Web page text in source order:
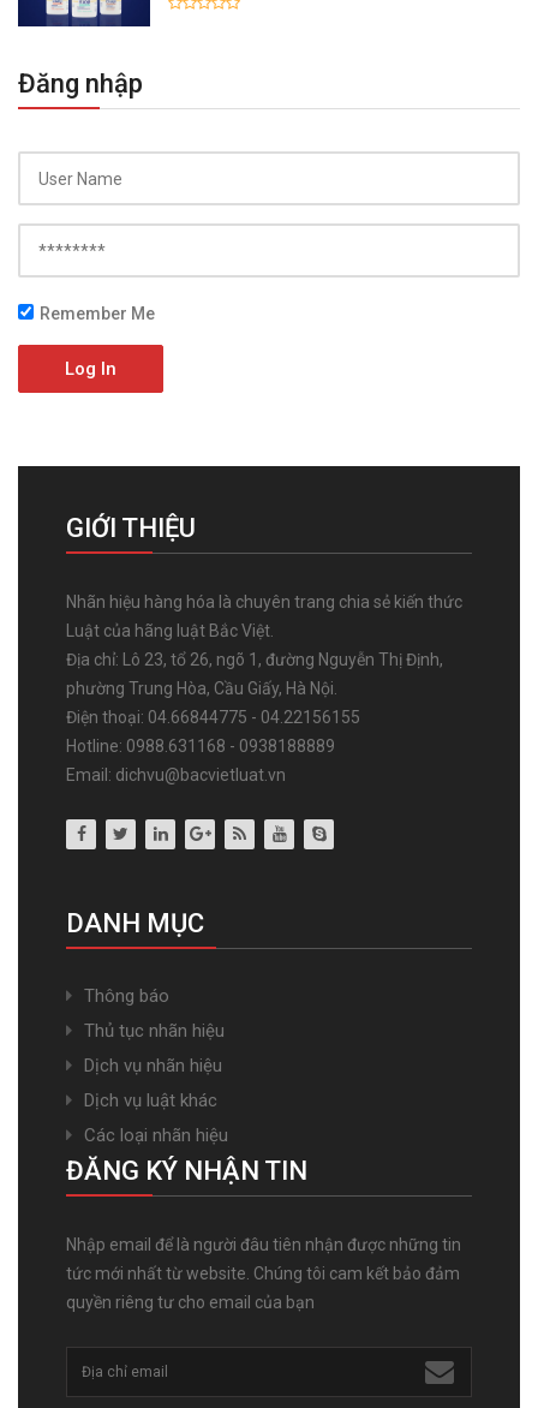
Đăng nhập
Remember Me
Log In
GIỚI THIỆU
Nhãn hiệu hàng hóa là chuyên trang chia sẻ kiến thức
Luật của hãng luật Bắc Việt.
Địa chỉ: Lô 23, tổ 26, ngõ 1, đường Nguyễn Thị Định,
phường Trung Hòa, Cầu Giấy, Hà Nội.
Điện thoại: 04.66844775 - 04.22156155
Hotline: 0988.631168 - 0938188889
Email: dichvu@bacvietluat.vn
DANH MỤC
Thông báo
Thủ tục nhãn hiệu
Dịch vụ nhãn hiệu
Dịch vụ luật khác
Các loại nhãn hiệu
ĐĂNG KÝ NHẬN TIN
Nhập email để là người đâu tiên nhận được những tin
tức mới nhất từ website. Chúng tôi cam kết bảo đảm
quyền riêng tư cho email của bạn